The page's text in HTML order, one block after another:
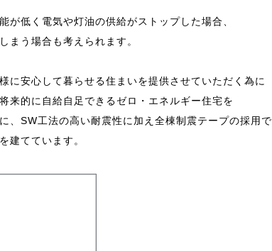
が低く電気や灯油の供給がストップした場合、
まう場合も考えられます。
に安心して暮らせる住まいを提供させていただく為に
来的に自給自足できるゼロ・エネルギー住宅を
、SW工法の高い耐震性に加え全棟制震テープの採用で
建てています。